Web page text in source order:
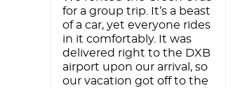
for a group trip. It’s a beast
of a car, yet everyone rides
in it comfortably. It was
delivered right to the DXB
airport upon our arrival, so
our vacation got off to the